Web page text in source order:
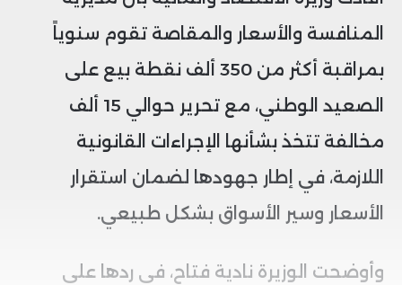
المنافسة والأسعار والمقاصة تقوم سنوياً
بمراقبة أكثر من 350 ألف نقطة بيع على
الصعيد الوطني، مع تحرير حوالي 15 ألف
مخالفة تتخذ بشأنها الإجراءات القانونية
اللازمة، في إطار جهودها لضمان استقرار
الأسعار وسير الأسواق بشكل طبيعي.
وأوضحت الوزيرة نادية فتاح، في ردها على